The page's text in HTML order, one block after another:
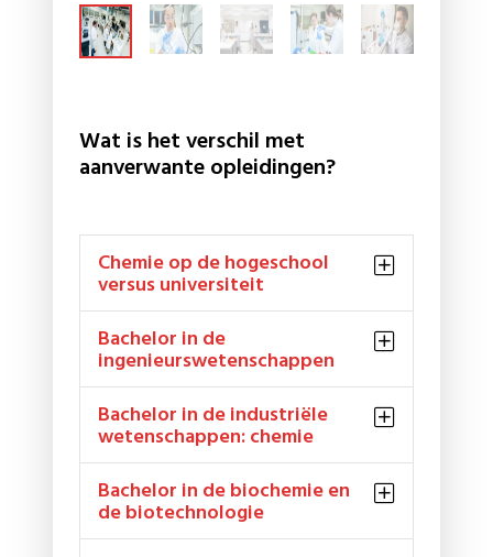
Wat is het verschil met
aanverwante opleidingen?
Chemie op de hogeschool
versus universiteit
Bachelor in de
ingenieurswetenschappen
Bachelor in de industriële
wetenschappen: chemie
Bachelor in de biochemie en
de biotechnologie